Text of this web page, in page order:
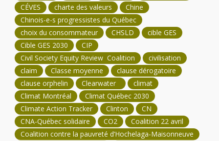
CÉVES
charte des valeurs
Chine
Chinois-e-s progressistes du Québec
choix du consommateur
CHSLD
cible GES
Cible GES 2030
CIP
Civil Society Equity Review Coalition
civilisation
claim
Classe moyenne
clause dérogatoire
clause orphelin
Clearwater
climat
Climat Montréal
Climat Québec 2030
Climate Action Tracker
Clinton
CN
CNA-Québec solidaire
CO2
Coalition 22 avril
Coalition contre la pauvreté d’Hochelaga-Maisonneuve